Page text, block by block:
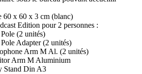
60 x 60 x 3 cm (blanc)
Edition pour 2 personnes :
(2 unités)
Adapter (2 unités)
Arm M Al. (2 unités)
Arm M Aluminium
Stand Din A3